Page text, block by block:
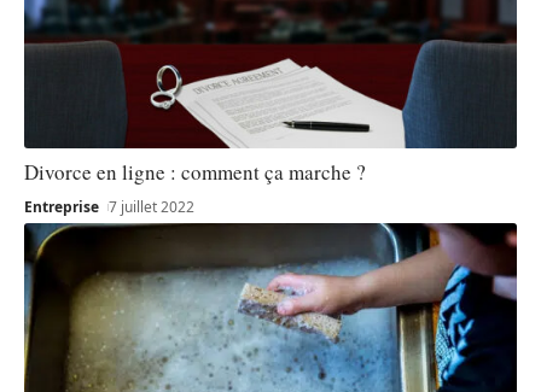
Divorce en ligne : comment ça marche ?
Entreprise 7 juillet 2022